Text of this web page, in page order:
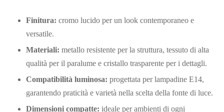
Finitura: cromo lucido per un look contemporaneo e
versatile.
Materiali: metallo resistente per la struttura, tessuto di alta
qualità per il paralume e cristallo trasparente per i dettagli.
Compatibilità luminosa: progettata per lampadine E14,
garantendo praticità e varietà nella scelta della fonte di luce.
Dimensioni compatte: ideale per ambienti di ogni